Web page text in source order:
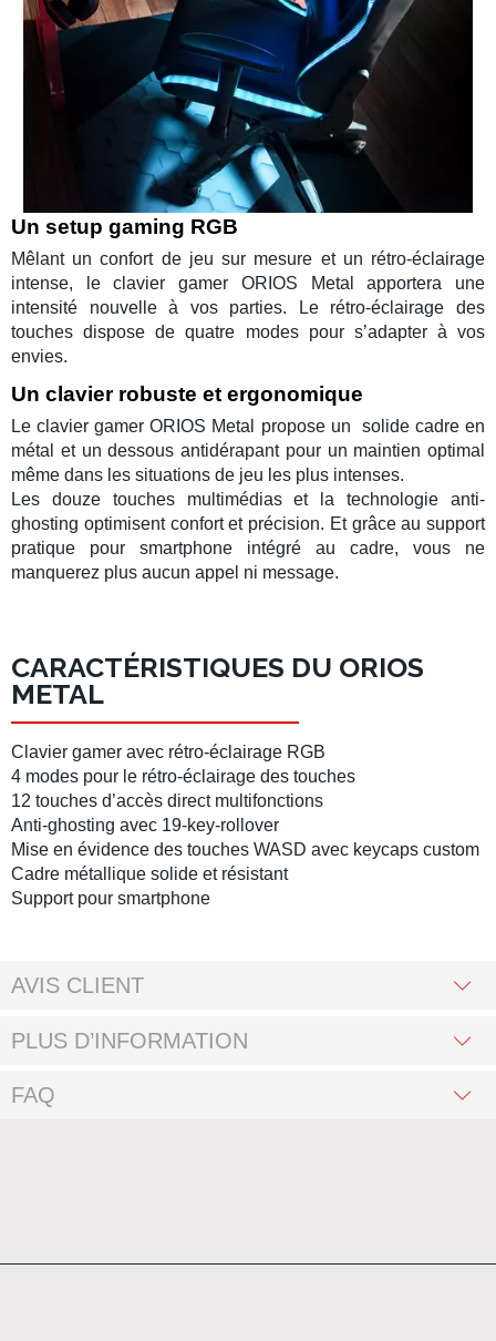
Un setup gaming RGB
Mêlant un confort de jeu sur mesure et un rétro-éclairage
intense, leclavier gamer ORIOS Metal apportera une
intensité nouvelle à vos parties. Le rétro-éclairage des
touches dispose de quatre modes pour s’adapter à vos
envies.
Un clavier robuste et ergonomique
Leclavier gamer ORIOS Metal
propose un solide cadre en
métal et un dessous antidérapant pour un maintien optimal
même dans les situations de jeu les plus intenses.
Les douze touches multimédias et la technologie anti-
ghosting optimisent confort et précision. Et grâce au support
pratique pour smartphone intégré au cadre, vous ne
manquerez plus aucun appel ni message.
CARACTÉRISTIQUES DU ORIOS
METAL
Clavier gamer avec rétro-éclairage RGB
4 modes pour le rétro-éclairage des touches
12 touches d’accès direct multifonctions
Anti-ghosting avec 19-key-rollover
Mise en évidence des touches WASD avec keycaps custom
Cadre métallique solide et résistant
Support pour smartphone
AVIS CLIENT
PLUS D’INFORMATION
FAQ